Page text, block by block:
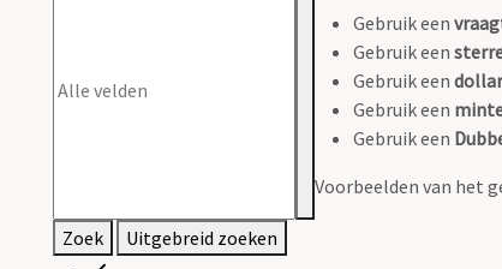
Gebruik een
Gebruik een
Gebruik een
Gebruik een
Gebruik een
Voorbeelden van het
Zoek Uitgebreid zoeken